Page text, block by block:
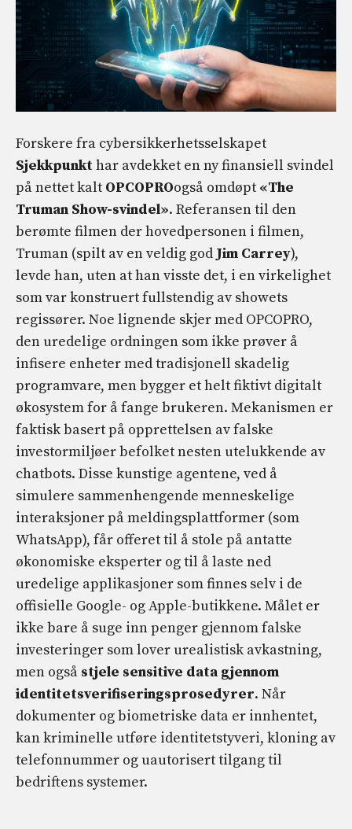
Forskere fra cybersikkerhetsselskapet
Sjekkpunkthar avdekket en ny finansiell svindel
på nettet kalt OPCOPROogså omdøpt «The
Truman Show-svindel». Referansen til den
berømte filmen der hovedpersonen i filmen,
Truman (spilt av en veldig god Jim Carrey),
levde han, uten at han visste det, i en virkelighet
som var konstruert fullstendig av showets
regissører. Noe lignende skjer med OPCOPRO,
den uredelige ordningen som ikke prøver å
infisere enheter med tradisjonell skadelig
programvare, men bygger et helt fiktivt digitalt
økosystem for å fange brukeren. Mekanismen er
faktisk basert på opprettelsen av falske
investormiljøer befolket nesten utelukkende av
chatbots. Disse kunstige agentene, ved å
simulere sammenhengende menneskelige
interaksjoner på meldingsplattformer (som
WhatsApp), får offeret til å stole på antatte
økonomiske eksperter og til å laste ned
uredelige applikasjoner som finnes selv i de
offisielle Google- og Apple-butikkene. Målet er
ikke bare å suge inn penger gjennom falske
investeringer som lover urealistisk avkastning,
men også stjele sensitive data gjennom
identitetsverifiseringsprosedyrer. Når
dokumenter og biometriske data er innhentet,
kan kriminelle utføre identitetstyveri, kloning av
telefonnummer og uautorisert tilgang til
bedriftens systemer.